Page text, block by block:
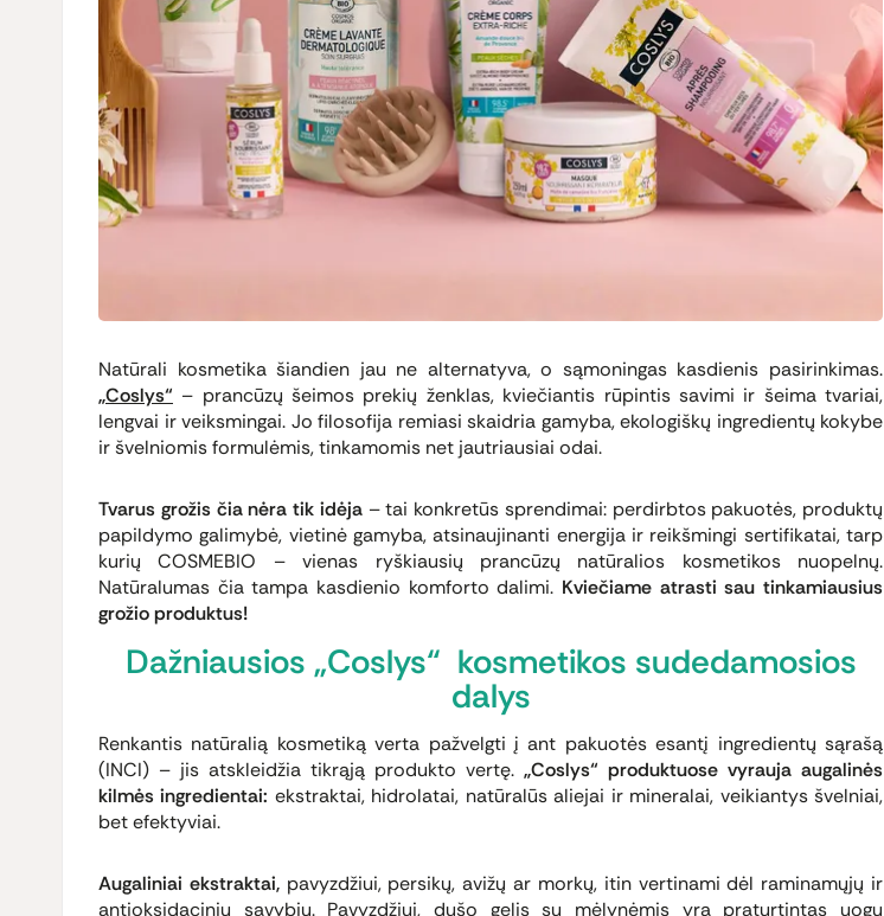
Natūrali kosmetika šiandien jau ne alternatyva, o sąmoningas kasdienis pasirinkimas.
„Coslys“ – prancūzų šeimos prekių ženklas, kviečiantis rūpintis savimi ir šeima tvariai,
lengvai ir veiksmingai. Jo filosofija remiasi skaidria gamyba, ekologiškų ingredientų kokybe
ir švelniomis formulėmis, tinkamomis net jautriausiai odai.
Tvarus grožis čia nėra tik idėja– tai konkretūs sprendimai: perdirbtos pakuotės, produktų
papildymo galimybė, vietinė gamyba, atsinaujinanti energija ir reikšmingi sertifikatai, tarp
kurių COSMEBIO – vienas ryškiausių prancūzų natūralios kosmetikos nuopelnų.
Natūralumas čia tampa kasdienio komforto dalimi. Kviečiame atrasti sau tinkamiausius
grožio produktus!
Dažniausios „Coslys“ kosmetikos sudedamosios
dalys
Renkantis natūralią kosmetiką verta pažvelgti į ant pakuotės esantį ingredientų sąrašą
(INCI) – jis atskleidžia tikrąją produkto vertę. „Coslys“ produktuose vyrauja augalinės
kilmės ingredientai: ekstraktai, hidrolatai, natūralūs aliejai ir mineralai, veikiantys švelniai,
bet efektyviai.
Augaliniai ekstraktai,pavyzdžiui, persikų, avižų ar morkų, itin vertinami dėl raminamųjų ir
antioksidacinių savybių. Pavyzdžiui, dušo gelis su mėlynėmis yra praturtintas uogų